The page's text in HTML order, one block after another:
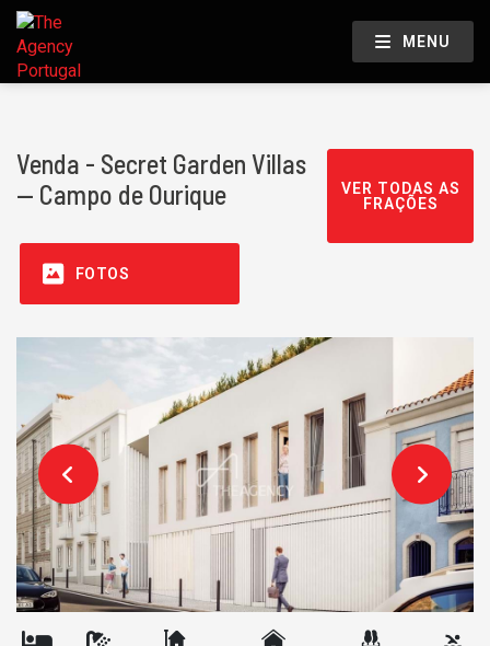
MENU
Venda - Secret Garden Villas
— Campo de Ourique
VER TODAS AS
FRAÇÕES
FOTOS